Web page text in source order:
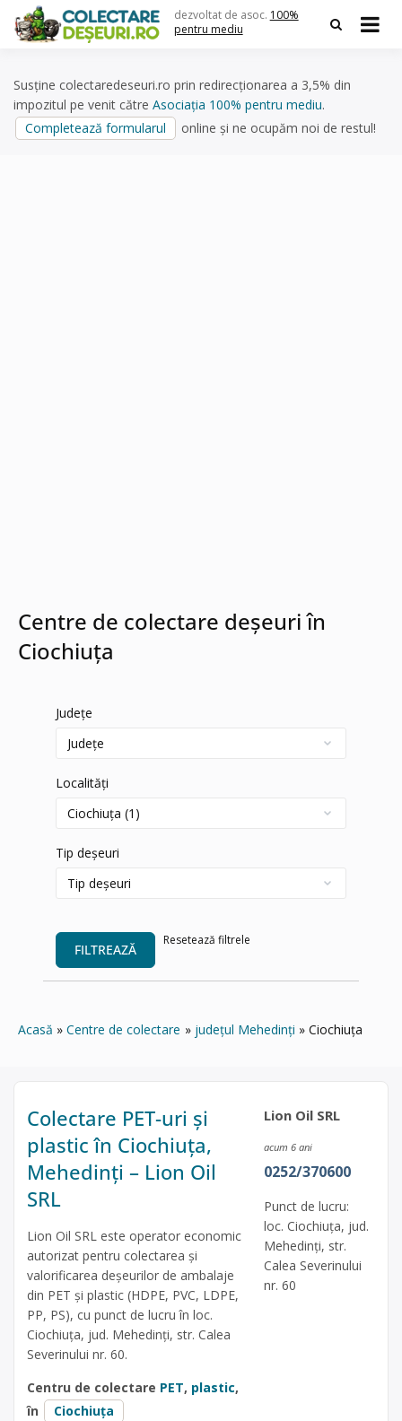
content
dezvoltat de asoc. 100%
pentru mediu
Susține colectaredeseuri.ro prin redirecționarea a 3,5% din
impozitul pe venit către Asociația 100% pentru mediu.
Completează formularul
online și ne ocupăm noi de restul!
Centre de colectare deșeuri în
Ciochiuța
Județe
Localități
Tip deșeuri
FILTREAZĂ
Resetează filtrele
Acasă Centre de colectare județul Mehedinți Ciochiuța
Colectare PET-uri și
plastic în Ciochiuța,
Mehedinți – Lion Oil
SRL
Lion Oil SRL este operator economic
autorizat pentru colectarea și
valorificarea deșeurilor de ambalaje
din PET și plastic (HDPE, PVC, LDPE,
PP, PS), cu punct de lucru în loc.
Ciochiuța, jud. Mehedinți, str. Calea
Severinului nr. 60.
Centru de colectare PET, plastic,
în
Ciochiuța
Lion Oil SRL
acum 6 ani
0252/370600
Punct de lucru:
loc. Ciochiuța, jud.
Mehedinți, str.
Calea Severinului
nr. 60